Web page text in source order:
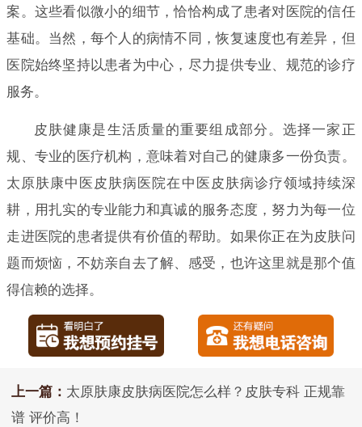
案。这些看似微小的细节，恰恰构成了患者对医院的信任
基础。当然，每个人的病情不同，恢复速度也有差异，但
医院始终坚持以患者为中心，尽力提供专业、规范的诊疗
服务。
皮肤健康是生活质量的重要组成部分。选择一家正
规、专业的医疗机构，意味着对自己的健康多一份负责。
太原肤康中医皮肤病医院在中医皮肤病诊疗领域持续深
耕，用扎实的专业能力和真诚的服务态度，努力为每一位
走进医院的患者提供有价值的帮助。如果你正在为皮肤问
题而烦恼，不妨亲自去了解、感受，也许这里就是那个值
得信赖的选择。
上一篇： 太原肤康皮肤病医院怎么样？皮肤专科 正规靠
谱 评价高！